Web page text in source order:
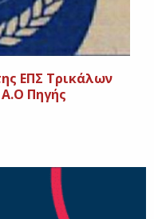
ΕΠΣ Τρικάλων
Πηγής